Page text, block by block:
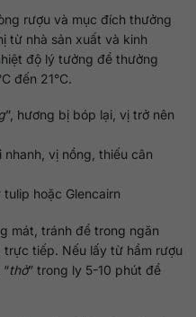
rượu và mục đích thưởng
từ nhà sản xuất và kinh
độ lý tưởng để thưởng
đến 21°C.
”, hương bị bóp lại, vị trở nên
nhanh, vị nồng, thiếu cân
tulip hoặc Glencairn
mát, tránh để trong ngăn
trực tiếp. Nếu lấy từ hầm rượu
thở” trong ly 5-10 phút để